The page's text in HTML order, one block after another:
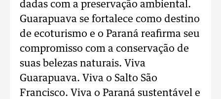
dadas com a preservação ambiental.
Guarapuava se fortalece como destino
de ecoturismo e o Paraná reafirma seu
compromisso com a conservação de
suas belezas naturais. Viva
Guarapuava. Viva o Salto São
Francisco. Viva o Paraná sustentável e